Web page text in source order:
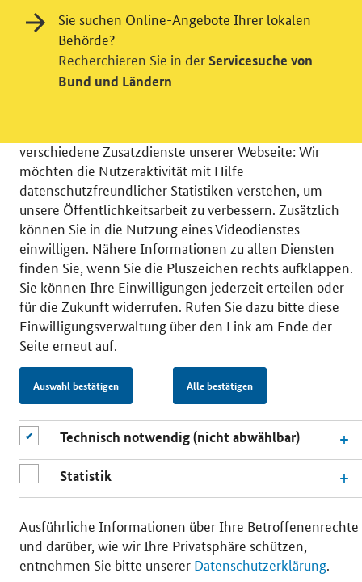
© 2026 Bundesministerium für Wirtschaft und Energie
RSS
Benutzerhinweise
Inhaltsverzeichnis
Impressum
Barrierefreiheit
Datenschutz
Einwilligungsverwaltung
Einwilligung in Tracking und / oder
verschiedene Zusatzdienste unserer Webseite: Wir
möchten die Nutzeraktivität mit Hilfe
datenschutzfreundlicher Statistiken verstehen, um
unsere Öffentlichkeitsarbeit zu verbessern. Zusätzlich
können Sie in die Nutzung eines Videodienstes
einwilligen. Nähere Informationen zu allen Diensten
finden Sie, wenn Sie die Pluszeichen rechts aufklappen.
Sie können Ihre Einwilligungen jederzeit erteilen oder
für die Zukunft widerrufen. Rufen Sie dazu bitte diese
Einwilligungsverwaltung über den Link am Ende der
Seite erneut auf.
Auswahl bestätigen Alle bestätigen
Technisch notwendig (nicht abwählbar)
Statistik
Ausführliche Informationen über Ihre Betroffenenrechte
und darüber, wie wir Ihre Privatsphäre schützen,
entnehmen Sie bitte unserer Datenschutzerklärung.
Sie suchen Online-Angebote Ihrer lokalen
Behörde?
Recherchieren Sie in der Servicesuche von
Bund und Ländern